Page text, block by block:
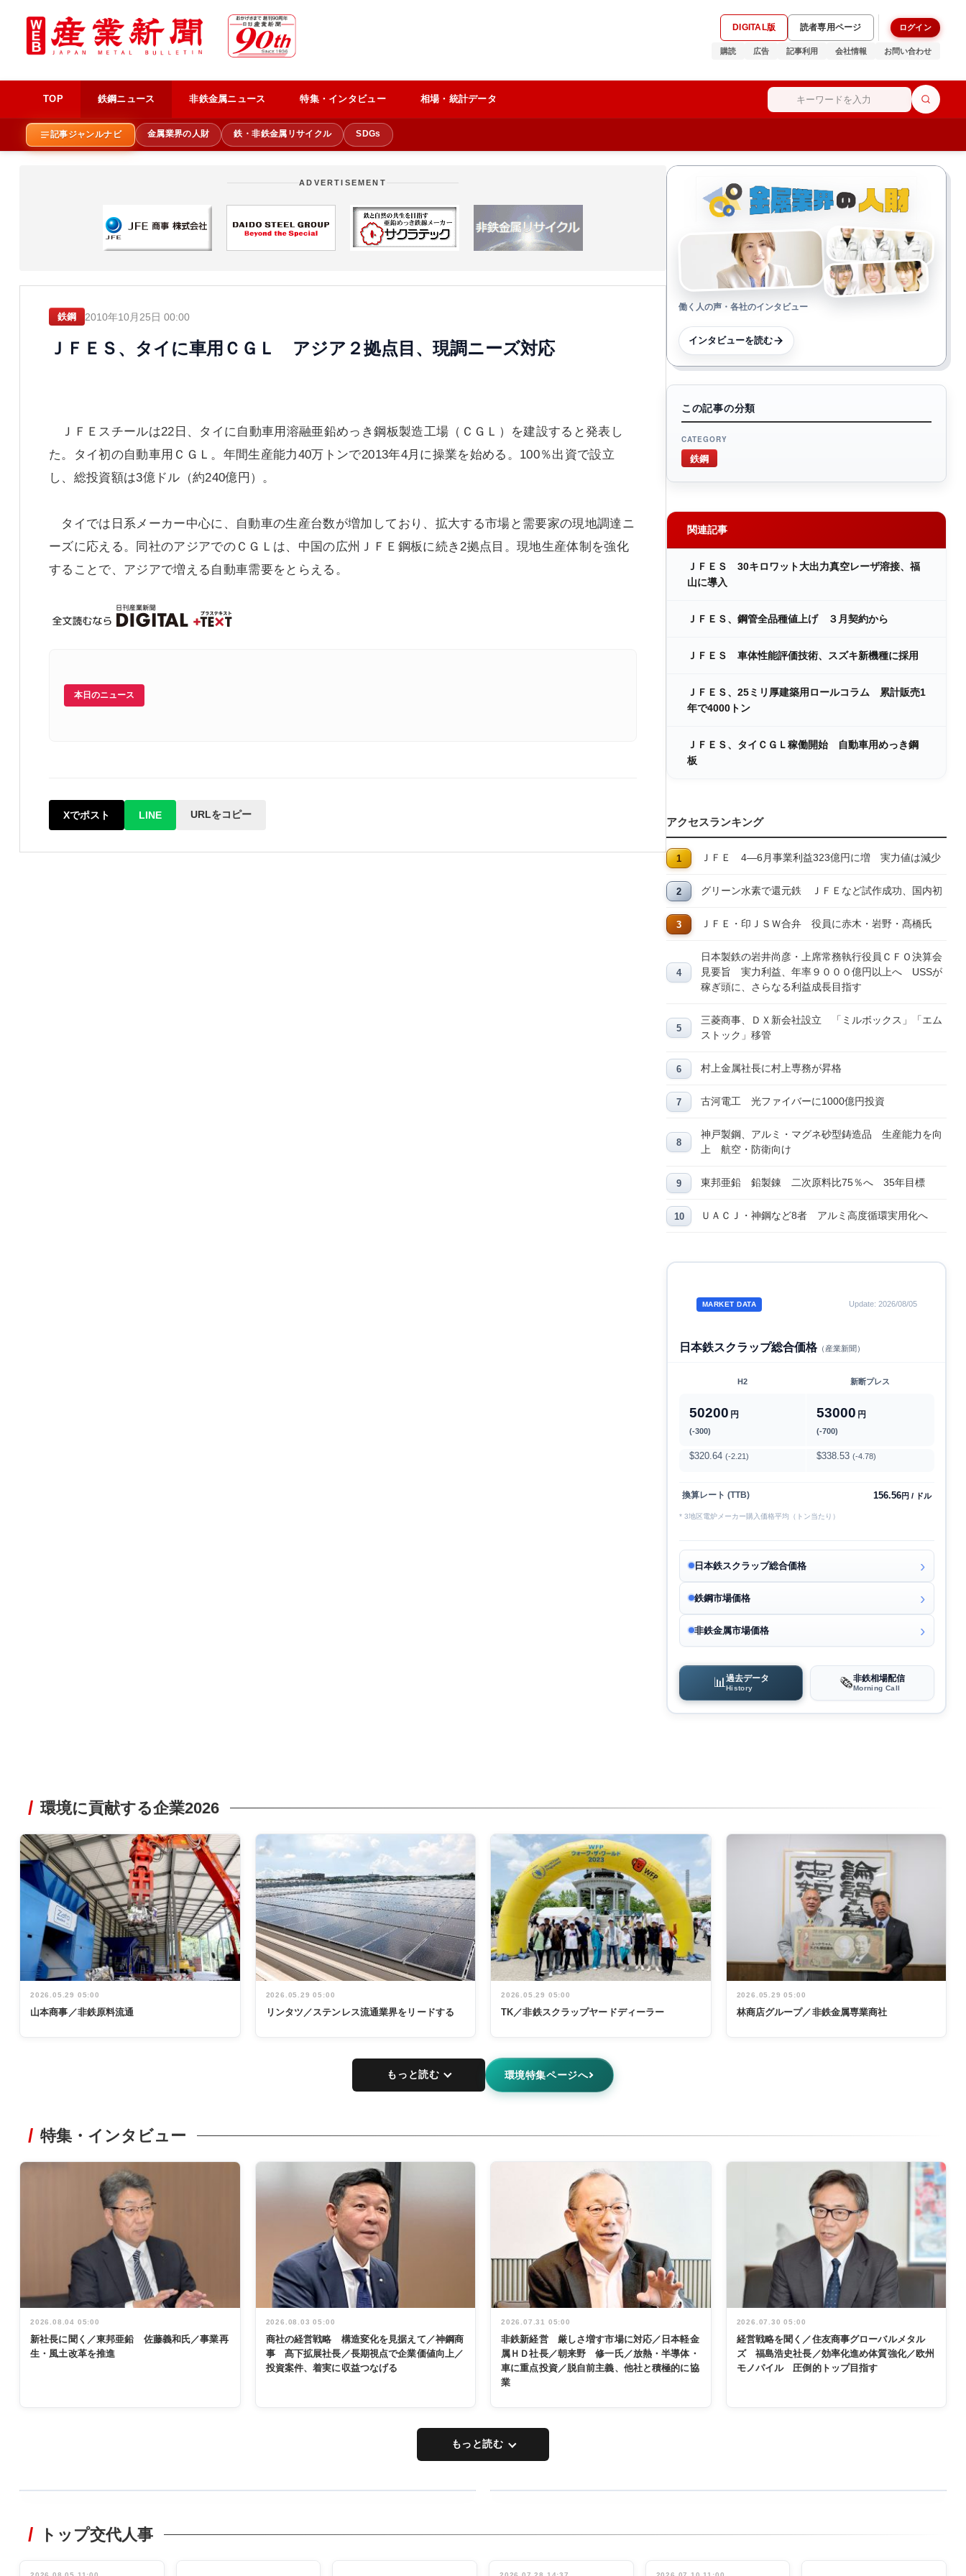
DIGITAL版 読者専用ページ ログイン
購読 広告 記事利用 会社情報 お問い合わせ
TOP 鉄鋼ニュース 非鉄金属ニュース 特集・インタビュー 相場・統計データ
記事ジャンルナビ 金属業界の人財 鉄・非鉄金属リサイクル SDGs
ADVERTISEMENT
鉄鋼 2010年10月25日 00:00
ＪＦＥＳ、タイに車用ＣＧＬ アジア２拠点目、現調ニーズ対応
ＪＦＥスチールは22日、タイに自動車用溶融亜鉛めっき鋼板製造工場（ＣＧＬ）を建設すると発表し
た。タイ初の自動車用ＣＧＬ。年間生産能力40万トンで2013年4月に操業を始める。100％出資で設立
し、総投資額は3億ドル（約240億円）。
タイでは日系メーカー中心に、自動車の生産台数が増加しており、拡大する市場と需要家の現地調達ニ
ーズに応える。同社のアジアでのＣＧＬは、中国の広州ＪＦＥ鋼板に続き2拠点目。現地生産体制を強化
することで、アジアで増える自動車需要をとらえる。
本日のニュース
Xでポスト LINE URLをコピー
働く人の声・各社のインタビュー
インタビューを読む
この記事の分類
CATEGORY
鉄鋼
関連記事
ＪＦＥＳ 30キロワット大出力真空レーザ溶接、福
山に導入
ＪＦＥＳ、鋼管全品種値上げ ３月契約から
ＪＦＥＳ 車体性能評価技術、スズキ新機種に採用
ＪＦＥＳ、25ミリ厚建築用ロールコラム 累計販売1
年で4000トン
ＪＦＥＳ、タイＣＧＬ稼働開始 自動車用めっき鋼
板
アクセスランキング
ＪＦＥ 4―6月事業利益323億円に増 実力値は減少
グリーン水素で還元鉄 ＪＦＥなど試作成功、国内初
ＪＦＥ・印ＪＳＷ合弁 役員に赤木・岩野・髙橋氏
日本製鉄の岩井尚彦・上席常務執行役員ＣＦＯ決算会
見要旨 実力利益、年率９０００億円以上へ USSが
稼ぎ頭に、さらなる利益成長目指す
三菱商事、ＤＸ新会社設立 「ミルボックス」「エム
ストック」移管
村上金属社長に村上専務が昇格
古河電工 光ファイバーに1000億円投資
神戸製鋼、アルミ・マグネ砂型鋳造品 生産能力を向
上 航空・防衛向け
東邦亜鉛 鉛製錬 二次原料比75％へ 35年目標
ＵＡＣＪ・神鋼など8者 アルミ高度循環実用化へ
MARKET DATA Update: 2026/08/05
日本鉄スクラップ総合価格（産業新聞）
H2 新断プレス
50200 円
(-300)
53000 円
(-700)
$320.64 (-2.21) $338.53 (-4.78)
換算レート (TTB) 156.56円 / ドル
* 3地区電炉メーカー購入価格平均（トン当たり）
日本鉄スクラップ総合価格
鉄鋼市場価格
非鉄金属市場価格
📊 過去データ
History 🗞️非鉄相場配信
Morning Call
環境に貢献する企業2026
2026.05.29 05:00
山本商事／非鉄原料流通
2026.05.29 05:00
リンタツ／ステンレス流通業界をリードする
2026.05.29 05:00
TK／非鉄スクラップヤードディーラー
2026.05.29 05:00
林商店グループ／非鉄金属専業商社
もっと読む 環境特集ページへ
特集・インタビュー
2026.08.04 05:00
新社長に聞く／東邦亜鉛 佐藤義和氏／事業再
生・風土改革を推進
2026.08.03 05:00
商社の経営戦略 構造変化を見据えて／神鋼商
事 髙下拡展社長／長期視点で企業価値向上／
投資案件、着実に収益つなげる
2026.07.31 05:00
非鉄新経営 厳しさ増す市場に対応／日本軽金
属ＨＤ社長／朝来野 修一氏／放熱・半導体・
車に重点投資／脱自前主義、他社と積極的に協
業
2026.07.30 05:00
経営戦略を聞く／住友商事グローバルメタル
ズ 福島浩史社長／効率化進め体質強化／欧州
モノパイル 圧倒的トップ目指す
もっと読む
非鉄業界で
管理職編
トップ交代人事